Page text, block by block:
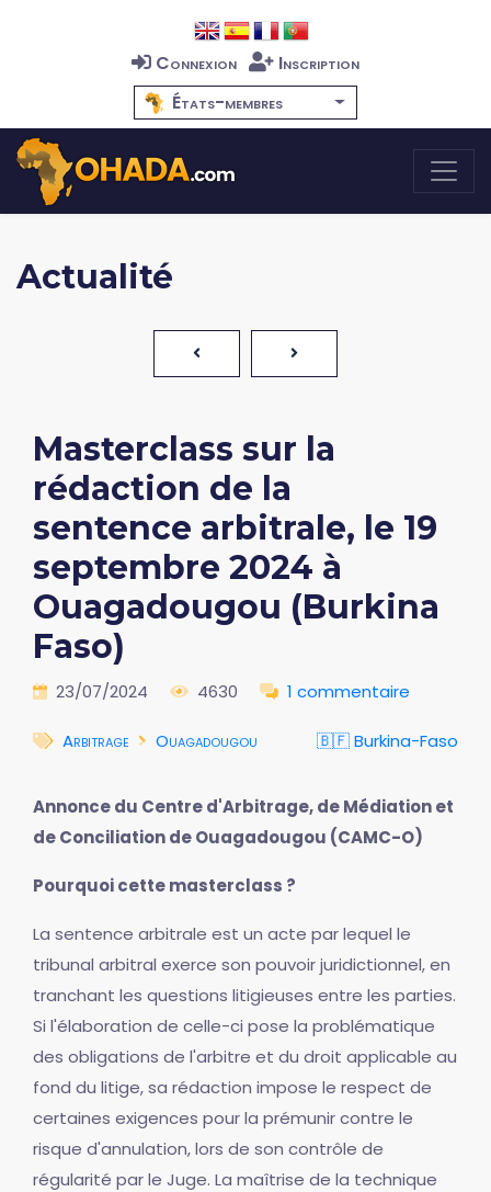
Connexion
Inscription
États-membres
Actualité
Masterclass sur la
rédaction de la
sentence arbitrale, le 19
septembre 2024 à
Ouagadougou (Burkina
Faso)
23/07/2024 4630 1 commentaire
🇧🇫 Burkina-Faso
Arbitrage Ouagadougou
Annonce du Centre d'Arbitrage, de Médiation et
de Conciliation de Ouagadougou (CAMC-O)
Pourquoi cette masterclass ?
La sentence arbitrale est un acte par lequel le
tribunal arbitral exerce son pouvoir juridictionnel, en
tranchant les questions litigieuses entre les parties.
Si l'élaboration de celle-ci pose la problématique
des obligations de l'arbitre et du droit applicable au
fond du litige, sa rédaction impose le respect de
certaines exigences pour la prémunir contre le
risque d'annulation, lors de son contrôle de
régularité par le Juge. La maîtrise de la technique